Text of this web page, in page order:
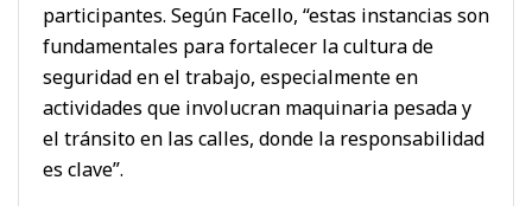
participantes. Según Facello, “estas instancias son
fundamentales para fortalecer la cultura de
seguridad en el trabajo, especialmente en
actividades que involucran maquinaria pesada y
el tránsito en las calles, donde la responsabilidad
es clave”.